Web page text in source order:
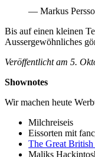
— Markus
Bis auf einen kleinen
Aussergewöhnliches
Veröffentlicht am 5.
Shownotes
Wir machen heute
Milchreiseis
Eissorten mit
The Great
Maliks